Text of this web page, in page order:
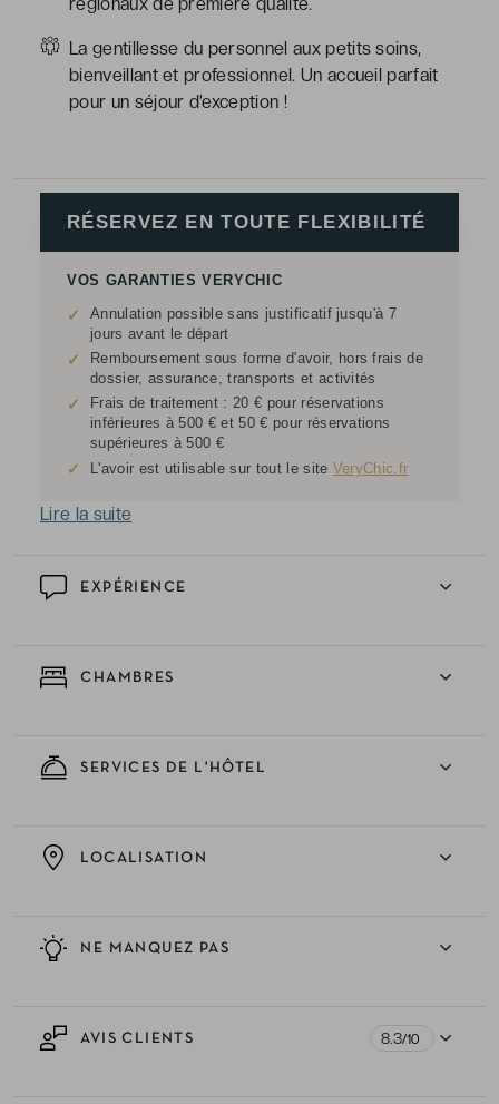
La gentillesse du personnel aux petits soins,
bienveillant et professionnel. Un accueil parfait
pour un séjour d’exception !
EXPÉRIENCE
CHAMBRES
SERVICES DE L'HÔTEL
NE MANQUEZ PAS
LOCALISATION
AVIS CLIENTS 8.3/10
RÉSERVEZ EN TOUTE FLEXIBILITÉ
VOS GARANTIES VERYCHIC
✓
Annulation possible sans justificatif jusqu'à 7
jours avant le départ
✓
Remboursement sous forme d'avoir, hors frais de
dossier, assurance, transports et activités
✓
Frais de traitement : 20 € pour réservations
inférieures à 500 € et 50 € pour réservations
supérieures à 500 €
✓ L'avoir est utilisable sur tout le site VeryChic.fr
Lire la suite